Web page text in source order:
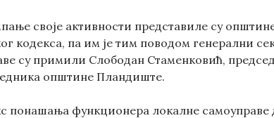
своје активности представиле су
кодекса, па им је тим поводом генерални
су примили Слободан Стаменковић,
општине Пландиште.
понашања функционера локалне самоуправе